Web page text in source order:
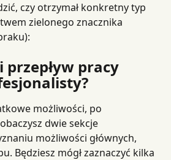
czy otrzymał konkretny typ
zielonego znacznika
przepływ pracy
możliwości, po
dwie sekcje
możliwości głównych,
Będziesz mógł zaznaczyć kilka